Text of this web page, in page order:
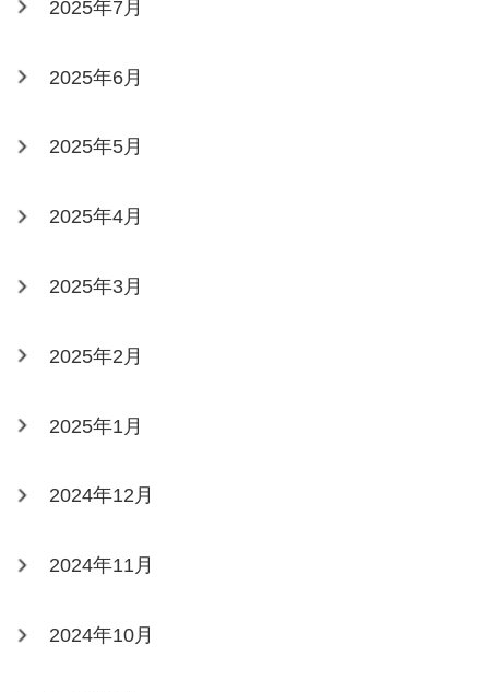
2025年7月
2025年6月
2025年5月
2025年4月
2025年3月
2025年2月
2025年1月
2024年12月
2024年11月
2024年10月